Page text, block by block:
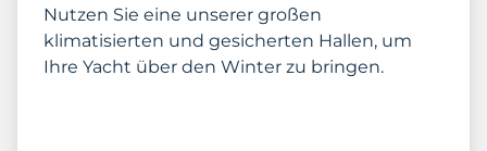
Nutzen Sie eine unserer großen
klimatisierten und gesicherten Hallen, um
Ihre Yacht über den Winter zu bringen.